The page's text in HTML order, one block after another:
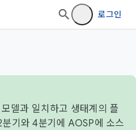
로그인
델과 일치하고 생태계의 플
기와 4분기에 AOSP에 소스